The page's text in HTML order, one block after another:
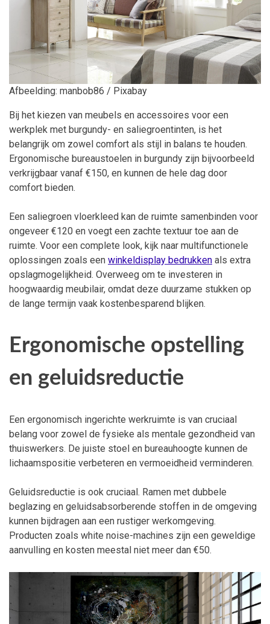
Afbeelding: manbob86 / Pixabay
Bij het kiezen van meubels en accessoires voor een
werkplek met burgundy- en saliegroentinten, is het
belangrijk om zowel comfort als stijl in balans te houden.
Ergonomische bureaustoelen in burgundy zijn bijvoorbeeld
verkrijgbaar vanaf €150, en kunnen de hele dag door
comfort bieden.
Een saliegroen vloerkleed kan de ruimte samenbinden voor
ongeveer €120 en voegt een zachte textuur toe aan de
ruimte. Voor een complete look, kijk naar multifunctionele
oplossingen zoals een winkeldisplay bedrukken als extra
opslagmogelijkheid. Overweeg om te investeren in
hoogwaardig meubilair, omdat deze duurzame stukken op
de lange termijn vaak kostenbesparend blijken.
Ergonomische opstelling
en geluidsreductie
Een ergonomisch ingerichte werkruimte is van cruciaal
belang voor zowel de fysieke als mentale gezondheid van
thuiswerkers. De juiste stoel en bureauhoogte kunnen de
lichaamspositie verbeteren en vermoeidheid verminderen.
Geluidsreductie is ook cruciaal. Ramen met dubbele
beglazing en geluidsabsorberende stoffen in de omgeving
kunnen bijdragen aan een rustiger werkomgeving.
Producten zoals white noise-machines zijn een geweldige
aanvulling en kosten meestal niet meer dan €50.